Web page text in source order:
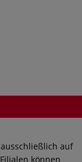
auf
können